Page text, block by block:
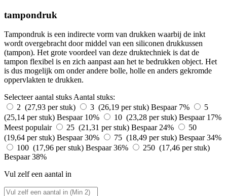
tampondruk
Tampondruk is een indirecte vorm van drukken waarbij de inkt
wordt overgebracht door middel van een siliconen drukkussen
(tampon). Het grote voordeel van deze druktechniek is dat de
tampon flexibel is en zich aanpast aan het te bedrukken object. Het
is dus mogelijk om onder andere bolle, holle en anders gekromde
oppervlakten te drukken.
Selecteer aantal stuksAantal stuks:
2 (27,93 per stuk)
3 (26,19 per stuk) Bespaar 7%
5
(25,14 per stuk) Bespaar 10% 10 (23,28 per stuk) Bespaar 17%
Meest populair
25 (21,31 per stuk) Bespaar 24%
50
(19,64 per stuk) Bespaar 30% 75 (18,49 per stuk) Bespaar 34%
100 (17,96 per stuk) Bespaar 36%
250 (17,46 per stuk)
Bespaar 38%
Vul zelf een aantal in